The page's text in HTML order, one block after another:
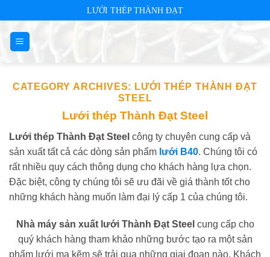
to
content
LƯỚI THÉP THÀNH ĐẠT
CATEGORY ARCHIVES: LƯỚI THÉP THÀNH ĐẠT
STEEL
Lưới thép Thành Đạt Steel
Lưới thép Thành Đạt Steel công ty chuyên cung cấp và
sản xuất tất cả các dòng sản phẩm lưới B40. Chúng tôi có
rất nhiều quy cách thông dụng cho khách hàng lựa chọn.
Đặc biệt, công ty chúng tôi sẽ ưu đãi về giá thành tốt cho
những khách hàng muốn làm đại lý cấp 1 của chúng tôi.
Nhà máy sản xuất lưới Thành Đạt Steel cung cấp cho
quý khách hàng tham khảo những bước tạo ra một sản
phẩm lưới mạ kẽm sẽ trải qua những giai đoạn nào. Khách